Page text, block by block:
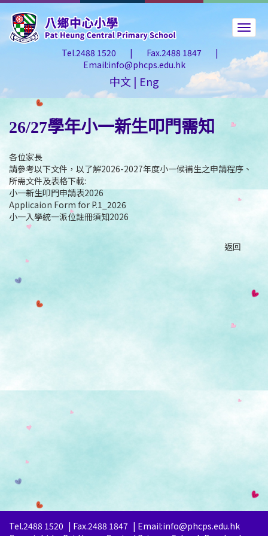
Tel.2488 1520 | Fax.2488 1847
|
Email:info@phcps.edu.hk
中文 | Eng
26/27學年小一新生叩門需知
各位家長
請參考以下文件，以了解2026-2027年度小一候補生之申請程序、
所需文件及表格下載:
小一新生叩門申請表2026
Applicaion Form for P.1_2026
小一入學統一派位註冊須知2026
返回
Tel.2488 1520 | Fax.2488 1847 | Email:info@phcps.edu.hk